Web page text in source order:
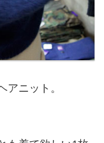
アニット。